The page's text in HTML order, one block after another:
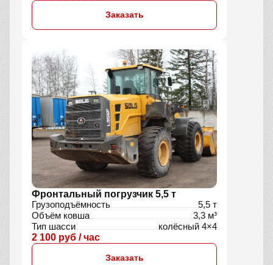
Заказать
Фронтальный погрузчик 5,5 т
Грузоподъёмность
5,5 т
Объём ковша
3,3 м³
Тип шасси
колёсный 4×4
2 100 руб / час
Заказать